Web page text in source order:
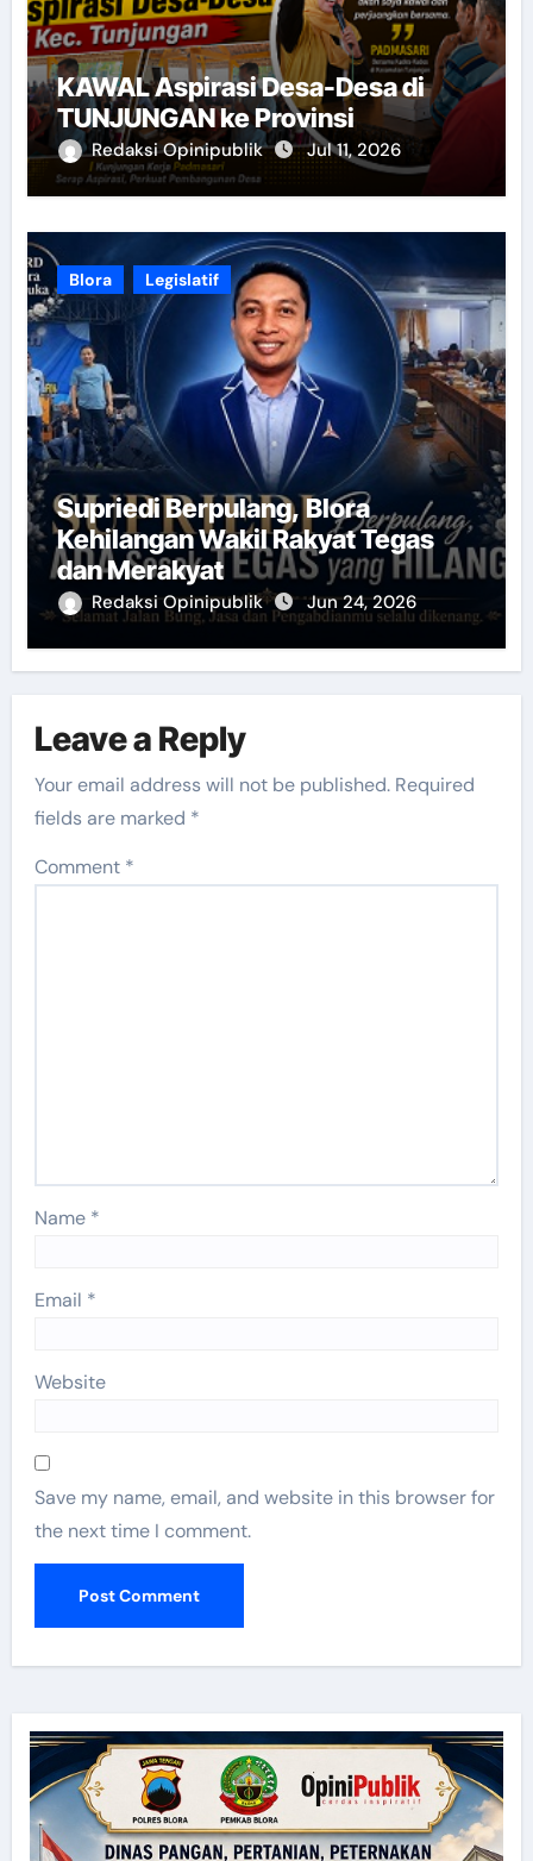
KAWAL Aspirasi Desa-Desa di
TUNJUNGAN ke Provinsi
Redaksi Opinipublik Jul 11, 2026
Blora Legislatif
Supriedi Berpulang, Blora
Kehilangan Wakil Rakyat Tegas
dan Merakyat
Redaksi Opinipublik Jun 24, 2026
Leave a Reply
Your email address will not be published. Required
fields are marked *
Comment *
Name *
Email *
Website
Save my name, email, and website in this browser for
the next time I comment.